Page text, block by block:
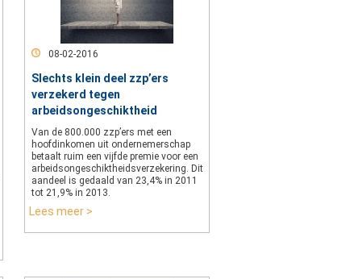
08-02-2016
Slechts klein deel zzp’ers
verzekerd tegen
arbeidsongeschiktheid
Van de 800.000 zzp’ers met een
hoofdinkomen uit ondernemerschap
betaalt ruim een vijfde premie voor een
arbeidsongeschiktheidsverzekering. Dit
aandeel is gedaald van 23,4% in 2011
tot 21,9% in 2013.
Lees meer >